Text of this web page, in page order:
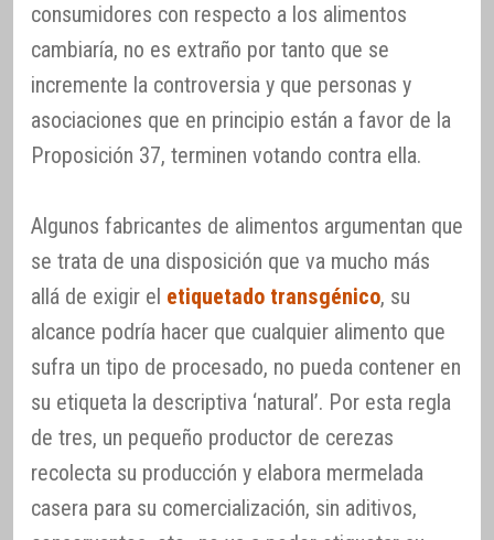
consumidores con respecto a los alimentos
cambiaría, no es extraño por tanto que se
incremente la controversia y que personas y
asociaciones que en principio están a favor de la
Proposición 37, terminen votando contra ella.
Algunos fabricantes de alimentos argumentan que
se trata de una disposición que va mucho más
allá de exigir el etiquetado transgénico, su
alcance podría hacer que cualquier alimento que
sufra un tipo de procesado, no pueda contener en
su etiqueta la descriptiva ‘natural’. Por esta regla
de tres, un pequeño productor de cerezas
recolecta su producción y elabora mermelada
casera para su comercialización, sin aditivos,